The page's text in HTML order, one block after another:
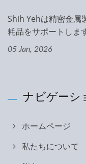
Shih Yehは精密金属
耗品をサポートします
05 Jan, 2026
ナビゲーシ
ホームページ
私たちについて